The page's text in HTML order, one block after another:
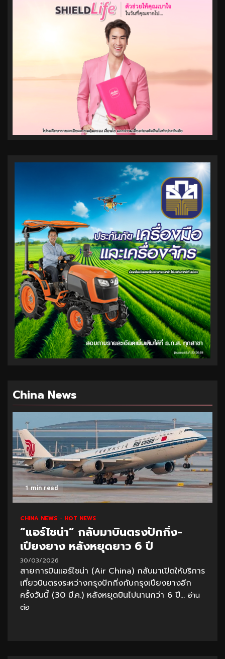
China News
1 min read
CHINA NEWS HOT NEWS
“แอร์ไชน่า” กลับมาบินตรงปักกิ่ง-
เปียงยาง หลังหยุดยาว 6 ปี
30/03/2026
สายการบินแอร์ไชน่า (Air China) กลับมาเปิดให้บริการ
เที่ยวบินตรงระหว่างกรุงปักกิ่งกับกรุงเปียงยางอีก
ครั้งวันนี้ (30 มี.ค.) หลังหยุดบินไปนานกว่า 6 ปี... อ่าน
ต่อ